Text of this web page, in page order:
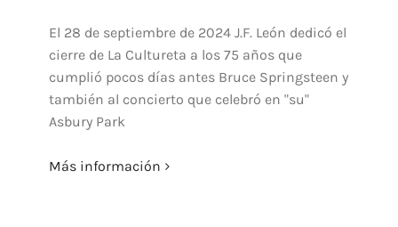
El 28 de septiembre de 2024 J.F. León dedicó el
cierre de La Cultureta a los 75 años que
cumplió pocos días antes Bruce Springsteen y
también al concierto que celebró en "su"
Asbury Park
Más información